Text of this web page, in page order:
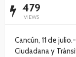
479
VIEWS
Cancún, 11 de
Ciudadana y